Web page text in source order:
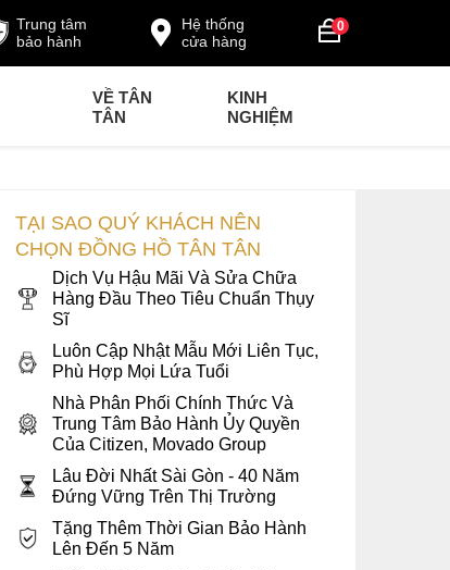
0
Hệ thống
cửa hàng
Trung tâm
bảo hành
VỀ TÂN
TÂN
KINH
NGHIỆM
TẠI SAO QUÝ KHÁCH NÊN
CHỌN ĐỒNG HỒ TÂN TÂN
Dịch Vụ Hậu Mãi Và Sửa Chữa
Hàng Đầu Theo Tiêu Chuẩn Thụy
Sĩ
Luôn Cập Nhật Mẫu Mới Liên Tục,
Phù Hợp Mọi Lứa Tuổi
Nhà Phân Phối Chính Thức Và
Trung Tâm Bảo Hành Ủy Quyền
Của Citizen, Movado Group
Lâu Đời Nhất Sài Gòn - 40 Năm
Đứng Vững Trên Thị Trường
Tặng Thêm Thời Gian Bảo Hành
Lên Đến 5 Năm